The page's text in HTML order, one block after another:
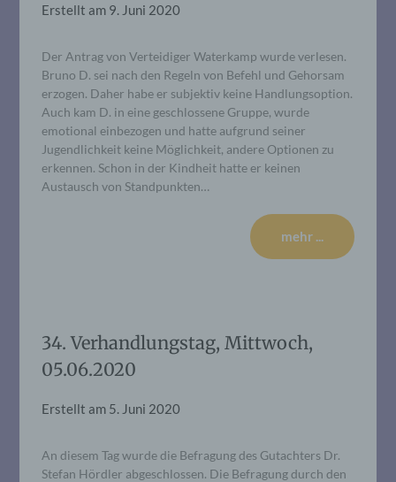
Erstellt am 9. Juni 2020
Der Antrag von Verteidiger Waterkamp wurde verlesen.
Bruno D. sei nach den Regeln von Befehl und Gehorsam
erzogen. Daher habe er subjektiv keine Handlungsoption.
Auch kam D. in eine geschlossene Gruppe, wurde
emotional einbezogen und hatte aufgrund seiner
Jugendlichkeit keine Möglichkeit, andere Optionen zu
erkennen. Schon in der Kindheit hatte er keinen
Austausch von Standpunkten…
mehr ...
34. Verhandlungstag, Mittwoch,
05.06.2020
Erstellt am 5. Juni 2020
An diesem Tag wurde die Befragung des Gutachters Dr.
Stefan Hördler abgeschlossen. Die Befragung durch den